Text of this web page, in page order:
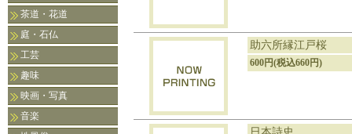
茶道・花道
庭・石仏
工芸
趣味
映画・写真
音楽
助六所縁江戸桜
600円(税込660円)